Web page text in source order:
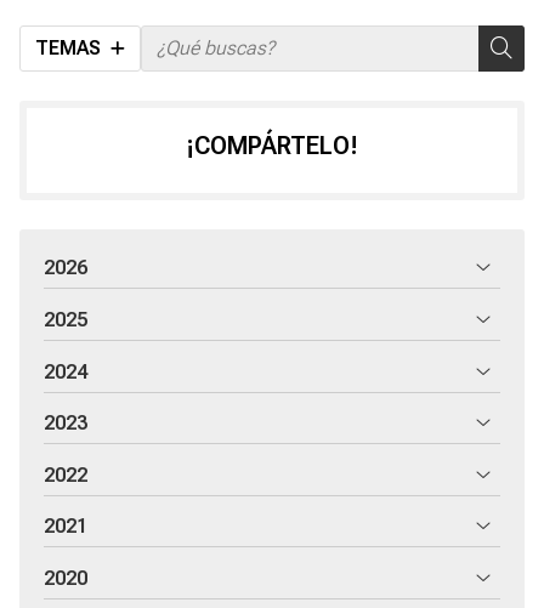
TEMAS
¡COMPÁRTELO!
2026
2025
2024
2023
2022
2021
2020